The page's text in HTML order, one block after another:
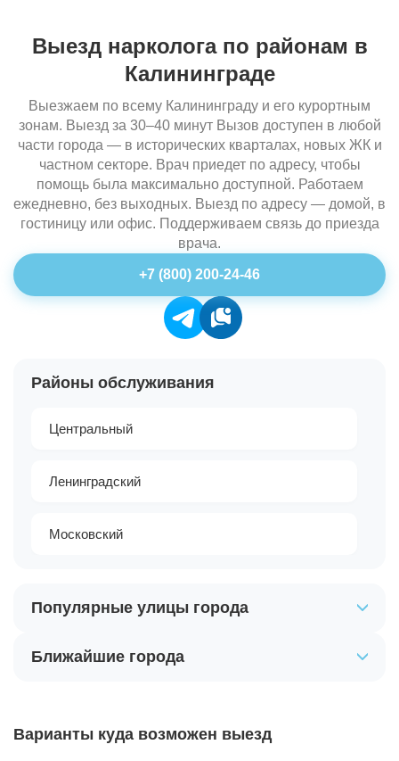
Выезд нарколога по районам в
Калининграде
Выезжаем по всему Калининграду и его курортным
зонам. Выезд за 30–40 минут Вызов доступен в любой
части города — в исторических кварталах, новых ЖК и
частном секторе. Врач приедет по адресу, чтобы
помощь была максимально доступной. Работаем
ежедневно, без выходных. Выезд по адресу — домой, в
гостиницу или офис. Поддерживаем связь до приезда
врача.
+7 (800) 200-24-46
Районы обслуживания
Центральный
Ленинградский
Московский
Популярные улицы города
Ближайшие города
Варианты куда возможен выезд